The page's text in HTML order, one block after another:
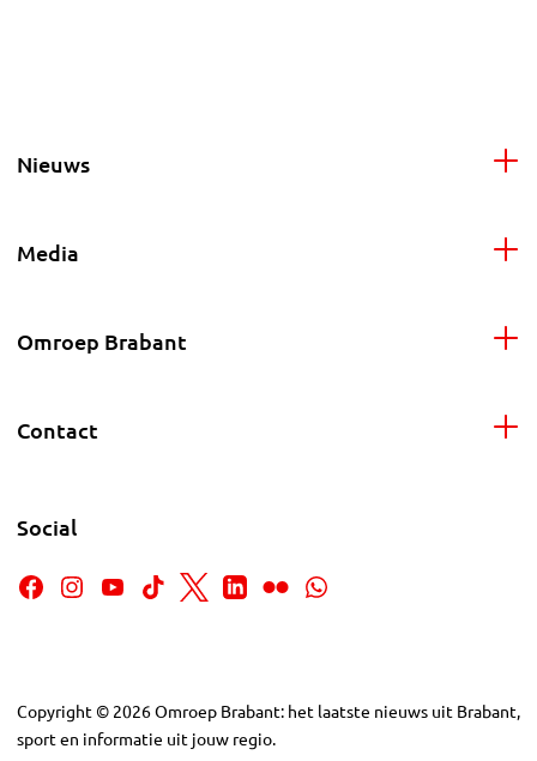
Nieuws
Media
Omroep Brabant
Contact
Social
Copyright © 2026Omroep Brabant: het laatste nieuws uit Brabant,
sport en informatie uit jouw regio.